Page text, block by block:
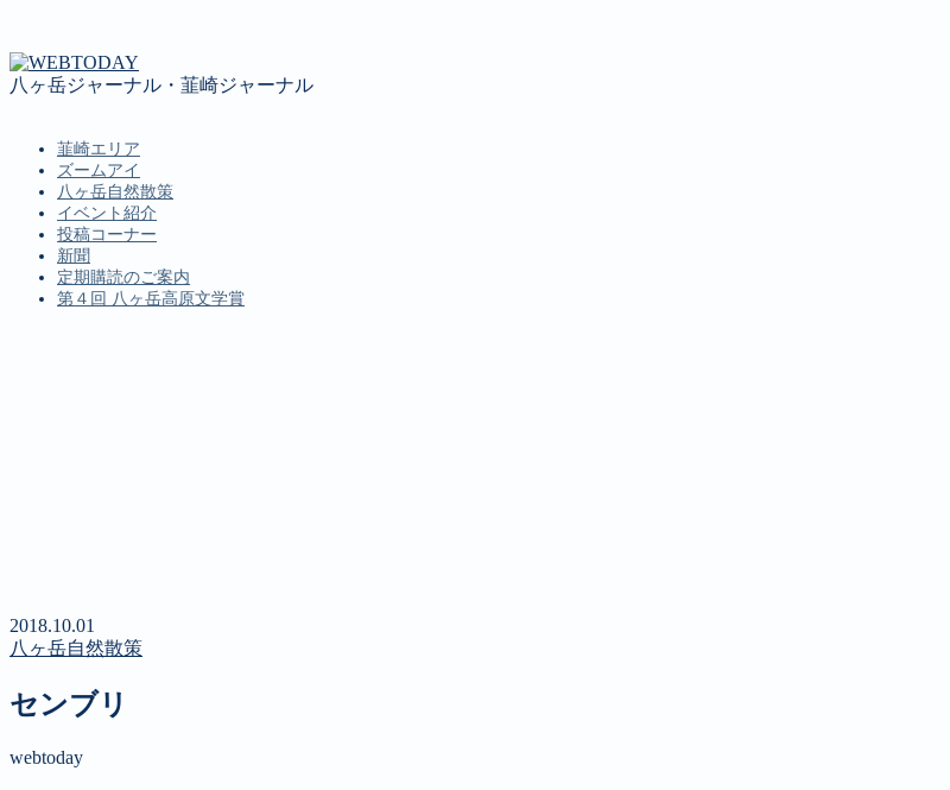
八ヶ岳ジャーナル・韮崎ジャーナル
韮崎エリア
ズームアイ
八ヶ岳自然散策
イベント紹介
投稿コーナー
新聞
定期購読のご案内
第４回 八ヶ岳高原文学賞
2018.10.01
八ヶ岳自然散策
センブリ
webtoday